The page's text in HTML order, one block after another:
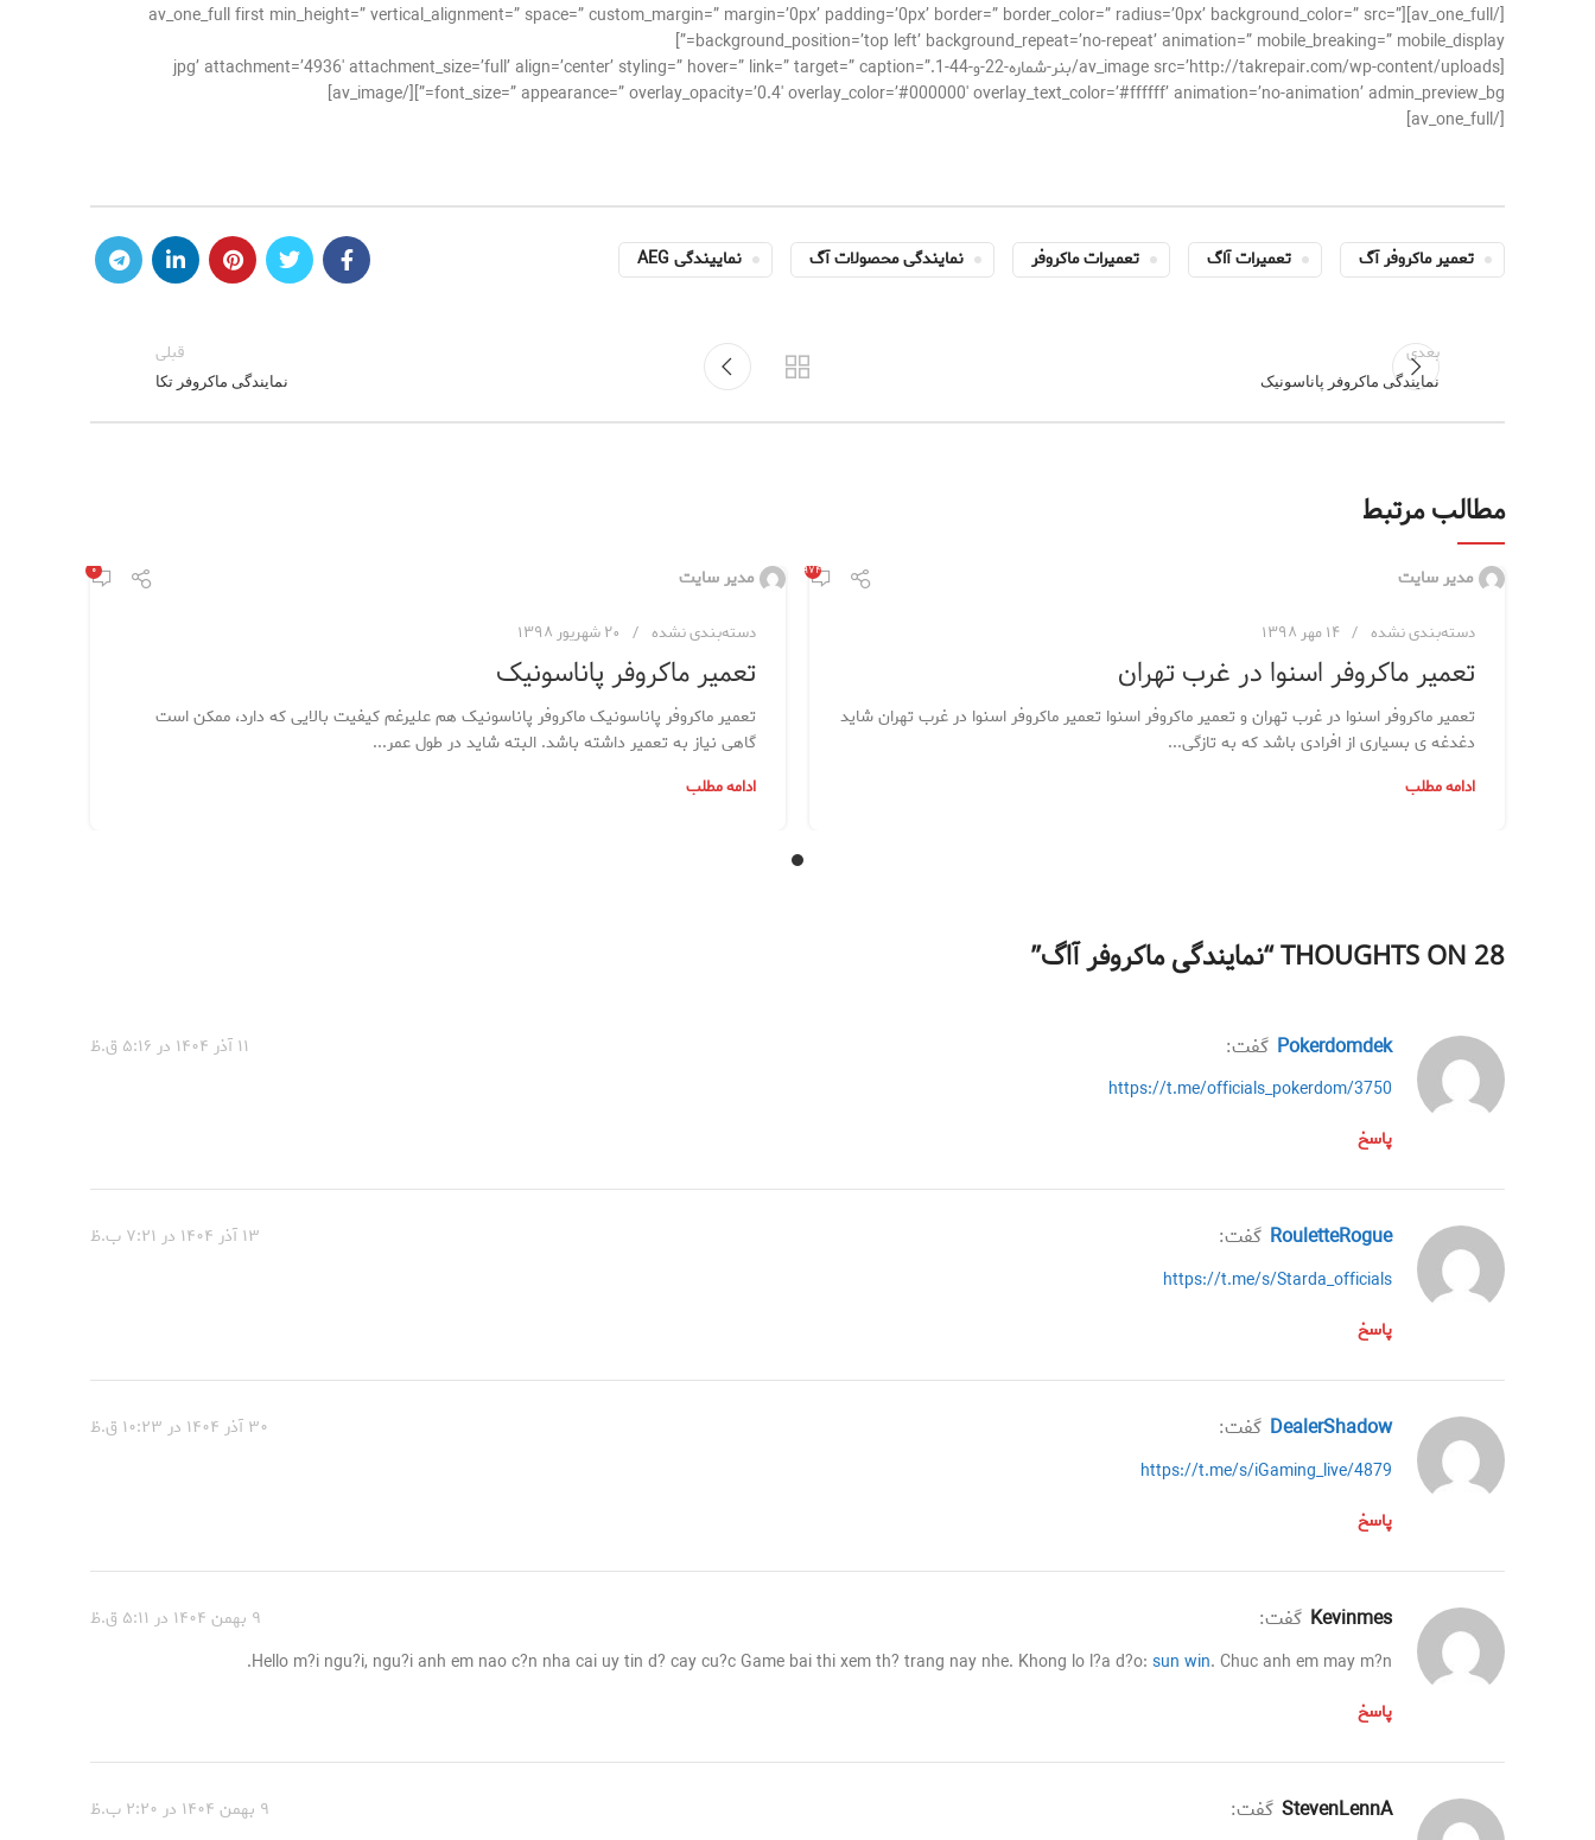
[/av_one_full][av_one_full first min_height=” vertical_alignment=” space=” custom_margin=” margin=’0px’ padding=’0px’ border=” border_color=” radius=’0px’ background_color=” src=”
background_position=’top left’ background_repeat=’no-repeat’ animation=” mobile_breaking=” mobile_display=”]
[av_image src=’http://takrepair.com/wp-content/uploads/بنر-شماره-22-و-44-1.jpg’ attachment=’4936′ attachment_size=’full’ align=’center’ styling=” hover=” link=” target=” caption=”
font_size=” appearance=” overlay_opacity=’0.4′ overlay_color=’#000000′ overlay_text_color=’#ffffff’ animation=’no-animation’ admin_preview_bg=”][/av_image]
[/av_one_full]
تعمیر ماکروفر آگ تعمیرات آاگ تعمیرات ماکروفر نمایندگی محصولات آگ نماییندگی AEG
بعدی
نمایندگی ماکروفر پاناسونیک
قبلی
نمایندگی ماکروفر تکا
مطالب مرتبط
مدیر سایت ۶,۹۷۴
دسته‌بندی نشده ۱۴ مهر ۱۳۹۸
تعمیر ماکروفر اسنوا در غرب تهران
تعمیر ماکروفر اسنوا در غرب تهران و تعمیر ماکروفر اسنوا تعمیر ماکروفر اسنوا در غرب تهران شاید
دغدغه ی بسیاری از افرادی باشد که به تازگی...
ادامه مطلب
مدیر سایت ۰
دسته‌بندی نشده ۲۰ شهریور ۱۳۹۸
تعمیر ماکروفر پاناسونیک
تعمیر ماکروفر پاناسونیک ماکروفر پاناسونیک هم علیرغم کیفیت بالایی که دارد، ممکن است
گاهی نیاز به تعمیر داشته باشد. البته شاید در طول عمر...
ادامه مطلب
28 THOUGHTS ON “ نمایندگی ماکروفر آاگ”
Pokerdomdek گفت:
۱۱ آذر ۱۴۰۴ در ۵:۱۶ ق.ظ
https://t.me/officials_pokerdom/3750
پاسخ
RouletteRogue گفت:
۱۳ آذر ۱۴۰۴ در ۷:۲۱ ب.ظ
https://t.me/s/Starda_officials
پاسخ
DealerShadow گفت:
۳۰ آذر ۱۴۰۴ در ۱۰:۲۳ ق.ظ
https://t.me/s/iGaming_live/4879
پاسخ
Kevinmes گفت:
۹ بهمن ۱۴۰۴ در ۵:۱۱ ق.ظ
Hello m?i ngu?i, ngu?i anh em nao c?n nha cai uy tin d? cay cu?c Game bai thi xem th? trang nay nhe. Khong lo l?a d?o: sun win. Chuc anh em may m?n.
پاسخ
StevenLennA گفت:
۹ بهمن ۱۴۰۴ در ۲:۲۰ ب.ظ